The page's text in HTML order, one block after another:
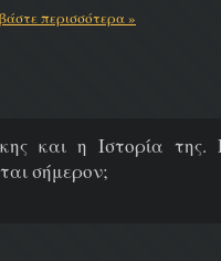
περισσότερα »
και η Ιστορία της.
σήμερον;